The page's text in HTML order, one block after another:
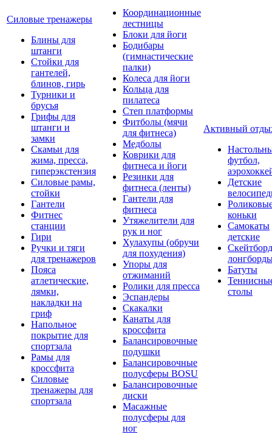
Силовые тренажеры
Блины для
штанги
Стойки для
гантелей,
блинов, гирь
Турники и
брусья
Грифы для
штанги и
замки
Скамьи для
жима, пресса,
гиперэкстензия
Силовые рамы,
стойки
Гантели
Фитнес
станции
Гири
Ручки и тяги
для тренажеров
Пояса
атлетические,
лямки,
накладки на
гриф
Напольное
покрытие для
спортзала
Рамы для
кроссфита
Силовые
тренажеры для
спортзала
Координационные
лестницы
Блоки для йоги
Бодибары
(гимнастические
палки)
Колеса для йоги
Кольца для
пилатеса
Степ платформы
Фитболы (мячи
для фитнеса)
Медболы
Коврики для
фитнеса и йоги
Резинки для
фитнеса (ленты)
Гантели для
фитнеса
Утяжелители для
рук и ног
Хулахупы (обручи
для похудения)
Упоры для
отжиманий
Ролики для пресса
Эспандеры
Скакалки
Канаты для
кроссфита
Балансировочные
подушки
Балансировочные
полусферы BOSU
Балансировочные
диски
Масажные
полусферы для
ног
Активный
футбол,
Детские
коньки
Самокаты
детские
Батуты
столы